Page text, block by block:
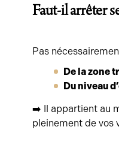
Faut-il arrêter
Pas
De la zone
Du niveau
➡️ Il appartient au
pleinement de vos